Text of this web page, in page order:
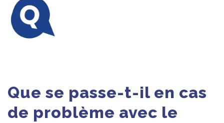
Que se passe-t-il en cas
de problème avec le